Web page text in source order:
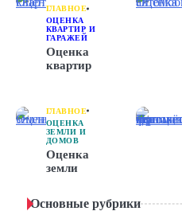
ГЛАВНОЕ
ОЦЕНКА
КВАРТИР И
ГАРАЖЕЙ
Оценка
квартир
ГЛАВНОЕ
ОЦЕНКА
ЗЕМЛИ И
ДОМОВ
Оценка
земли
Основные рубрики